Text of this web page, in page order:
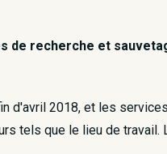
de recherche et
d'avril 2018, et les
tels que le lieu de travail.